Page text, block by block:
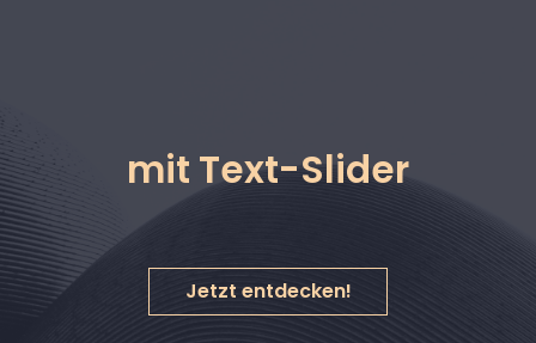
Nachrichten & Hinweise
mit Text-Slider
Jetzt entdecken!